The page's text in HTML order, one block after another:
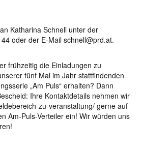
Katharina Schnell unter der
oder der E-Mail schnell@prd.at.
frühzeitig die Einladungen zu
fünf Mal im Jahr stattfindenden
„Am Puls“ erhalten? Dann
Ihre Kontaktdetails nehmen wir
zu-veranstaltung/ gerne auf
Am-Puls-Verteiler ein! Wir würden uns